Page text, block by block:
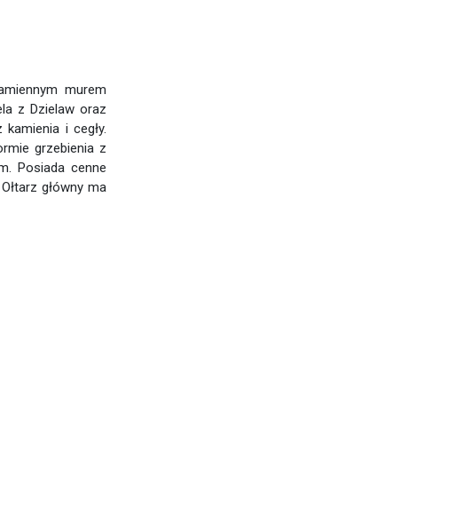
murem
z Dzielaw oraz
i cegły.
grzebienia z
Posiada cenne
główny ma